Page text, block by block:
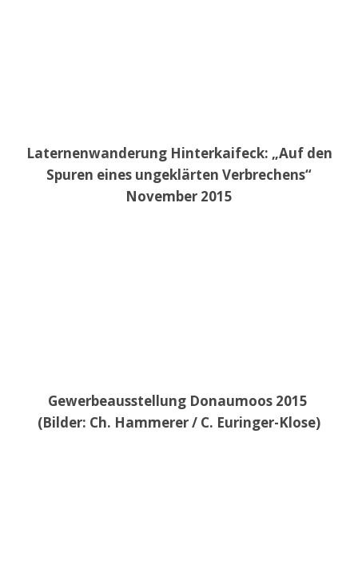
Laternenwanderung Hinterkaifeck: „Auf den
Spuren eines ungeklärten Verbrechens“
November 2015
Gewerbeausstellung Donaumoos 2015
(Bilder: Ch. Hammerer / C. Euringer-Klose)